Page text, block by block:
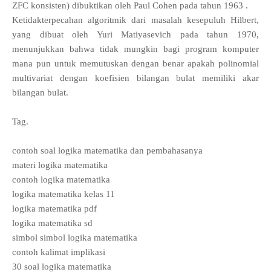
ZFC konsisten) dibuktikan oleh Paul Cohen pada tahun 1963 .
Ketidakterpecahan algoritmik dari masalah kesepuluh Hilbert,
yang dibuat oleh Yuri Matiyasevich pada tahun 1970,
menunjukkan bahwa tidak mungkin bagi program komputer
mana pun untuk memutuskan dengan benar apakah polinomial
multivariat dengan koefisien bilangan bulat memiliki akar
bilangan bulat.
Tag.
contoh soal logika matematika dan pembahasanya
materi logika matematika
contoh logika matematika
logika matematika kelas 11
logika matematika pdf
logika matematika sd
simbol simbol logika matematika
contoh kalimat implikasi
30 soal logika matematika